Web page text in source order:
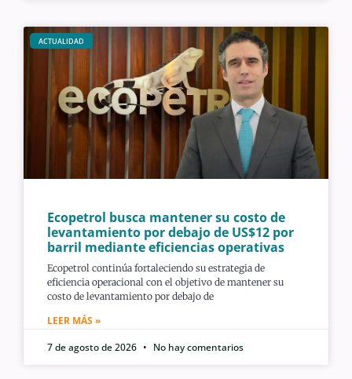
ACTUALIDAD
Ecopetrol busca mantener su costo de
levantamiento por debajo de US$12 por
barril mediante eficiencias operativas
Ecopetrol continúa fortaleciendo su estrategia de
eficiencia operacional con el objetivo de mantener su
costo de levantamiento por debajo de
LEER MÁS »
7 de agosto de 2026
No hay comentarios